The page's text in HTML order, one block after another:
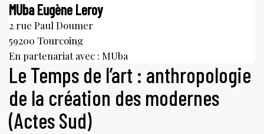
MUba Eugène Leroy
2 rue Paul Doumer
59200 Tourcoing
En partenariat avec : MUba
Le Temps de l’art : anthropologie
de la création des modernes
(Actes Sud)